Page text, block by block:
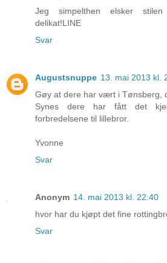
Jeg simpelthen elsker
delikat!LINE
Svar
Augustsnuppe 13. mai 2013 kl.
Gøy at dere har vært i Tønsberg,
Synes dere har fått det
forbredelsene til lillebror.
Yvonne
Svar
Anonym 14. mai 2013 kl. 22:40
hvor har du kjøpt det fine
Svar